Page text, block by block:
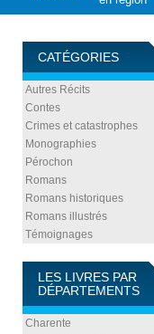
CATÉGORIES
Autres Récits
Contes
Crimes et catastrophes
Monographies
Pérochon
Romans
Romans historiques
Romans illustrés
Témoignages
LES LIVRES PAR
DÉPARTEMENTS
Charente